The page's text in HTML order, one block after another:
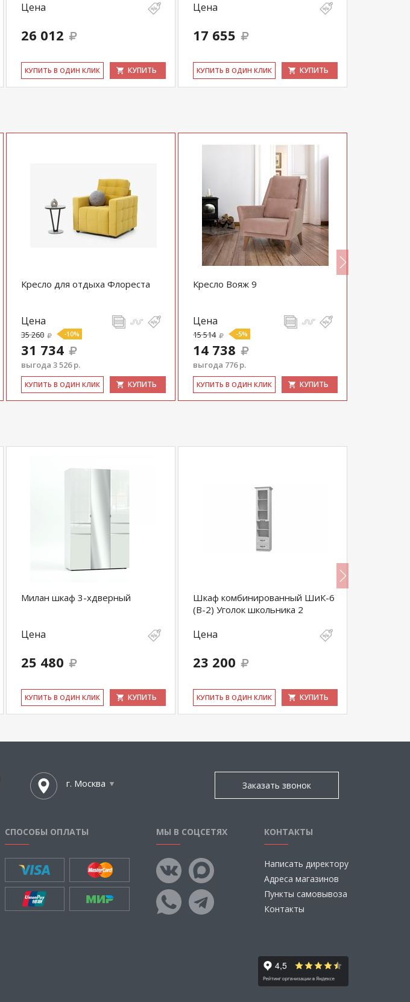
Цена
26 012
КУ­ПИТЬ В ОДИН КЛИК КУПИТЬ
Цена
17 655
КУ­ПИТЬ В ОДИН КЛИК КУПИТЬ
Кресло для отдыха Флореста
Цена
35 260 -10%
31 734
выгода 3 526 р.
КУ­ПИТЬ В ОДИН КЛИК КУПИТЬ
Кресло Вояж 9
Цена
15 514 -5%
14 738
выгода 776 р.
КУ­ПИТЬ В ОДИН КЛИК КУПИТЬ
Милан шкаф 3-хдверный
Цена
25 480
КУ­ПИТЬ В ОДИН КЛИК КУПИТЬ
Шкаф комбинированный ШиК-6
(В-2) Уголок школьника 2
Цена
23 200
КУ­ПИТЬ В ОДИН КЛИК КУПИТЬ
г. Москва Заказать звонок
СПОСОБЫ ОПЛАТЫ МЫ В СОЦСЕТЯХ КОНТАКТЫ
Написать директору
Адреса магазинов
Пункты самовывоза
Контакты